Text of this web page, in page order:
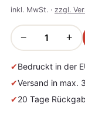
inkl. MwSt. · zzgl.
− +
✔Bedruckt in der
✔Versand in max.
✔20 Tage